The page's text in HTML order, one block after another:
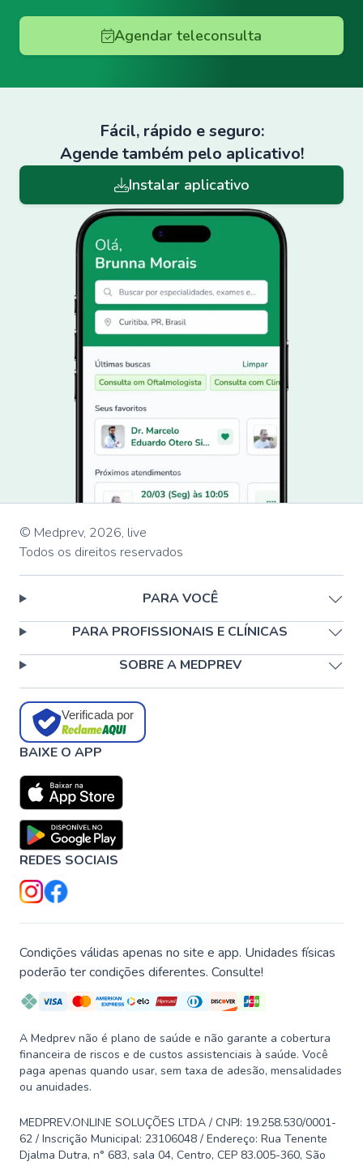
Agendar teleconsulta
Fácil, rápido e seguro:
Agende também pelo aplicativo!
Instalar aplicativo
© Medprev, 2026, live
Todos os direitos reservados
PARA VOCÊ
PARA PROFISSIONAIS E CLÍNICAS
SOBRE A MEDPREV
Verificada por
BAIXE O APP
REDES SOCIAIS
Condições válidas apenas no site e app. Unidades físicas
poderão ter condições diferentes. Consulte!
A Medprev não é plano de saúde e não garante a cobertura
financeira de riscos e de custos assistenciais à saúde. Você
paga apenas quando usar, sem taxa de adesão, mensalidades
ou anuidades.
MEDPREV.ONLINE SOLUÇÕES LTDA / CNPJ: 19.258.530/0001-
62 / Inscrição Municipal: 23106048 / Endereço: Rua Tenente
Djalma Dutra, n° 683, sala 04, Centro, CEP 83.005-360, São